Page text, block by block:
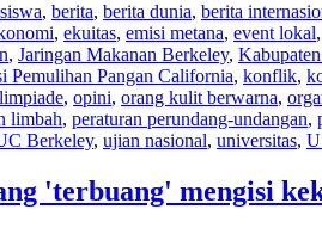
, berita, berita dunia, berita
, ekuitas, emisi metana, event lokal,
, Jaringan Makanan Berkeley,
Pemulihan Pangan California, konflik,
, opini, orang kulit berwarna,
limbah, peraturan perundang-undangan,
Berkeley, ujian nasional, universitas,
'terbuang' mengisi